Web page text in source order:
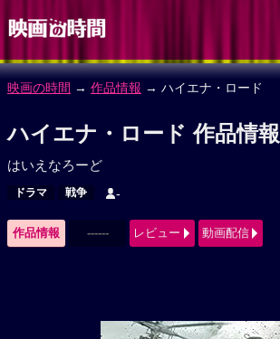
映画の時間 → 作品情報 → ハイエナ・ロード
ハイエナ・ロード 作品情報
はいえなろーど
ドラマ 戦争 -
作品情報 ------ レビュー 動画配信